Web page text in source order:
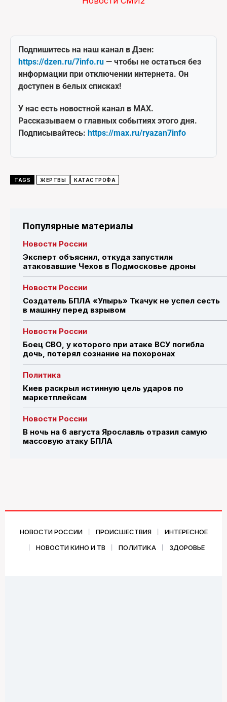
Подпишитесь на наш канал в Дзен:
https://dzen.ru/7info.ru — чтобы не остаться без
информации при отключении интернета. Он
доступен в белых списках!
У нас есть новостной канал в MAX.
Рассказываем о главных событиях этого дня.
Подписывайтесь: https://max.ru/ryazan7info
TAGS ЖЕРТВЫ КАТАСТРОФА
Популярные материалы
Новости России
Эксперт объяснил, откуда запустили
атаковавшие Чехов в Подмосковье дроны
Новости России
Создатель БПЛА «Упырь» Ткачук не успел сесть
в машину перед взрывом
Новости России
Боец СВО, у которого при атаке ВСУ погибла
дочь, потерял сознание на похоронах
Политика
Киев раскрыл истинную цель ударов по
маркетплейсам
Новости России
В ночь на 6 августа Ярославль отразил самую
массовую атаку БПЛА
НОВОСТИ РОССИИ ПРОИСШЕСТВИЯ
ИНТЕРЕСНОЕ
НОВОСТИ КИНО И ТВ
ПОЛИТИКА ЗДОРОВЬЕ